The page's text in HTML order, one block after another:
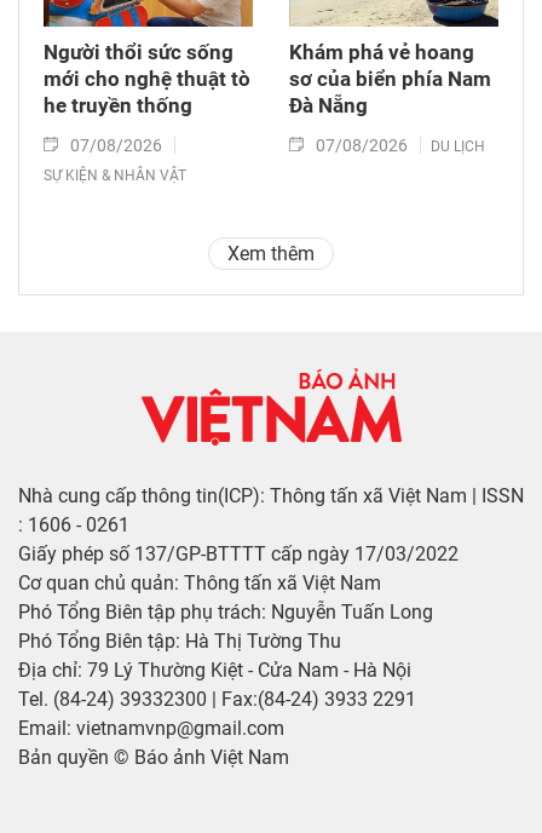
Người thổi sức sống
mới cho nghệ thuật tò
he truyền thống
07/08/2026
SỰ KIỆN & NHÂN VẬT
Khám phá vẻ hoang
sơ của biển phía Nam
Đà Nẵng
07/08/2026 DU LỊCH
Xem thêm
Nhà cung cấp thông tin(ICP): Thông tấn xã Việt Nam | ISSN
: 1606 - 0261
Giấy phép số 137/GP-BTTTT cấp ngày 17/03/2022
Cơ quan chủ quản: Thông tấn xã Việt Nam
Phó Tổng Biên tập phụ trách: Nguyễn Tuấn Long
Phó Tổng Biên tập: Hà Thị Tường Thu
Địa chỉ: 79 Lý Thường Kiệt - Cửa Nam - Hà Nội
Tel. (84-24) 39332300 | Fax:(84-24) 3933 2291
Email: vietnamvnp@gmail.com
Bản quyền © Báo ảnh Việt Nam